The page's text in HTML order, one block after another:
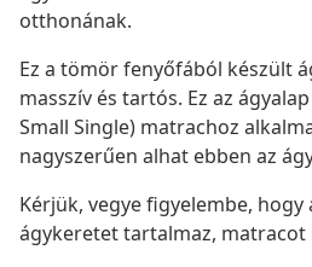
otthonának.
Ez a tömör fenyőfából készült
masszív és tartós. Ez az
Small Single) matrachoz
nagyszerűen alhat ebben az
Kérjük, vegye figyelembe, hogy
ágykeretet tartalmaz, matracot